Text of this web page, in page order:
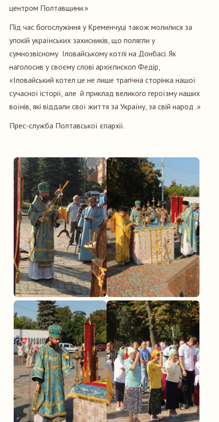
центром Полтавщини.»
Під час богослужіння у Кременчуці також молилися за
упокій українських захисників, що полягли у
сумнозвісному Іловайському котлі на Донбасі. Як
наголосив у своєму слові архієпископ Федір,
«Іловайський котел це не лише трагічна сторінка нашої
сучасної історії, але й приклад великого героїзму наших
воїнів, які віддали свої життя за Україну, за свій народ .»
Прес-служба Полтавської єпархії.